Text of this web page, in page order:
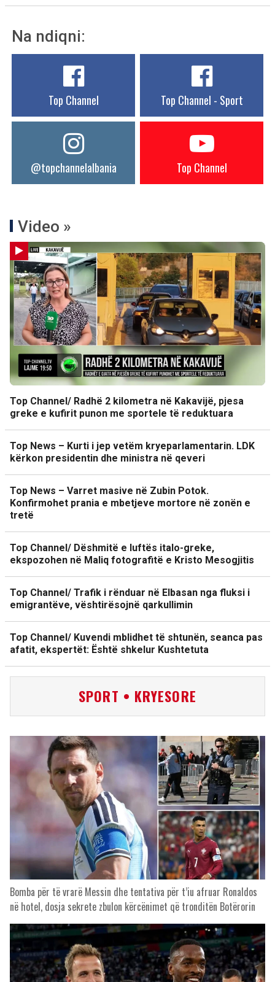
Na ndiqni:
Top Channel Top Channel - Sport
@topchannelalbania Top Channel
Video »
Top Channel/ Radhë 2 kilometra në Kakavijë, pjesa
greke e kufirit punon me sportele të reduktuara
Top News – Kurti i jep vetëm kryeparlamentarin. LDK
kërkon presidentin dhe ministra në qeveri
Top News – Varret masive në Zubin Potok.
Konfirmohet prania e mbetjeve mortore në zonën e
tretë
Top Channel/ Dëshmitë e luftës italo-greke,
ekspozohen në Maliq fotografitë e Kristo Mesogjitis
Top Channel/ Trafik i rënduar në Elbasan nga fluksi i
emigrantëve, vështirësojnë qarkullimin
Top Channel/ Kuvendi mblidhet të shtunën, seanca pas
afatit, ekspertët: Është shkelur Kushtetuta
SPORT • KRYESORE
Bomba për të vrarë Messin dhe tentativa për t’iu afruar Ronaldos
në hotel, dosja sekrete zbulon kërcënimet që tronditën Botërorin